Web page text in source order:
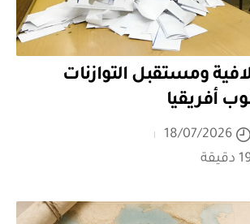
ومستقبل التوازنات
أفريقيا
18/07/2026